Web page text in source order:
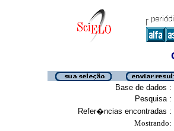
Base de dados :
Pesquisa :
Refer�ncias encontradas :
Mostrando: